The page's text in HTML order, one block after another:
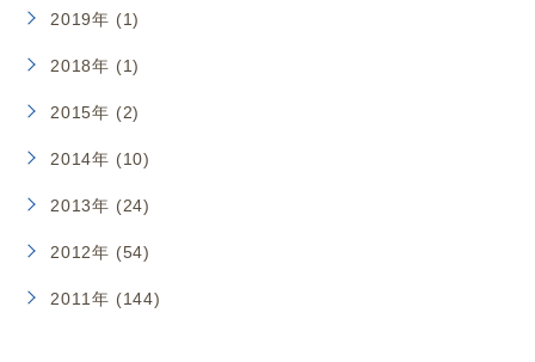
2019年 (1)
2018年 (1)
2015年 (2)
2014年 (10)
2013年 (24)
2012年 (54)
2011年 (144)